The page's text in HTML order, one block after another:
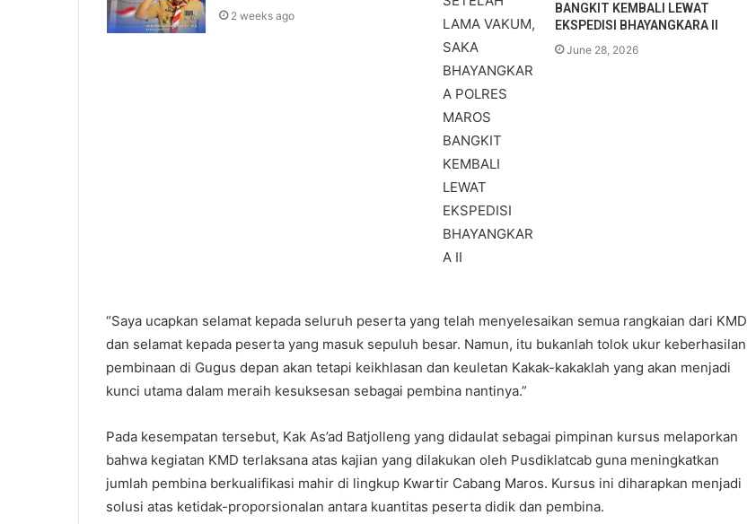
2 weeks ago
BANGKIT KEMBALI LEWAT
EKSPEDISI BHAYANGKARA II
June 28, 2026
“Saya ucapkan selamat kepada seluruh peserta yang telah menyelesaikan semua rangkaian dari KMD
dan selamat kepada peserta yang masuk sepuluh besar. Namun, itu bukanlah tolok ukur keberhasilan
pembinaan di Gugus depan akan tetapi keikhlasan dan keuletan Kakak-kakaklah yang akan menjadi
kunci utama dalam meraih kesuksesan sebagai pembina nantinya.”
Pada kesempatan tersebut, Kak As’ad Batjolleng yang didaulat sebagai pimpinan kursus melaporkan
bahwa kegiatan KMD terlaksana atas kajian yang dilakukan oleh Pusdiklatcab guna meningkatkan
jumlah pembina berkualifikasi mahir di lingkup Kwartir Cabang Maros. Kursus ini diharapkan menjadi
solusi atas ketidak-proporsionalan antara kuantitas peserta didik dan pembina.